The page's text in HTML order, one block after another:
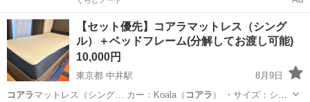
【セット優先】コアラマットレス（シング
ル）＋ベッドフレーム(分解してお渡し可能)
10,000円
東京都 中井駅
8月9日
コアラマットレス（シング… カー：Koala（ コアラ ） ・サイズ：シ